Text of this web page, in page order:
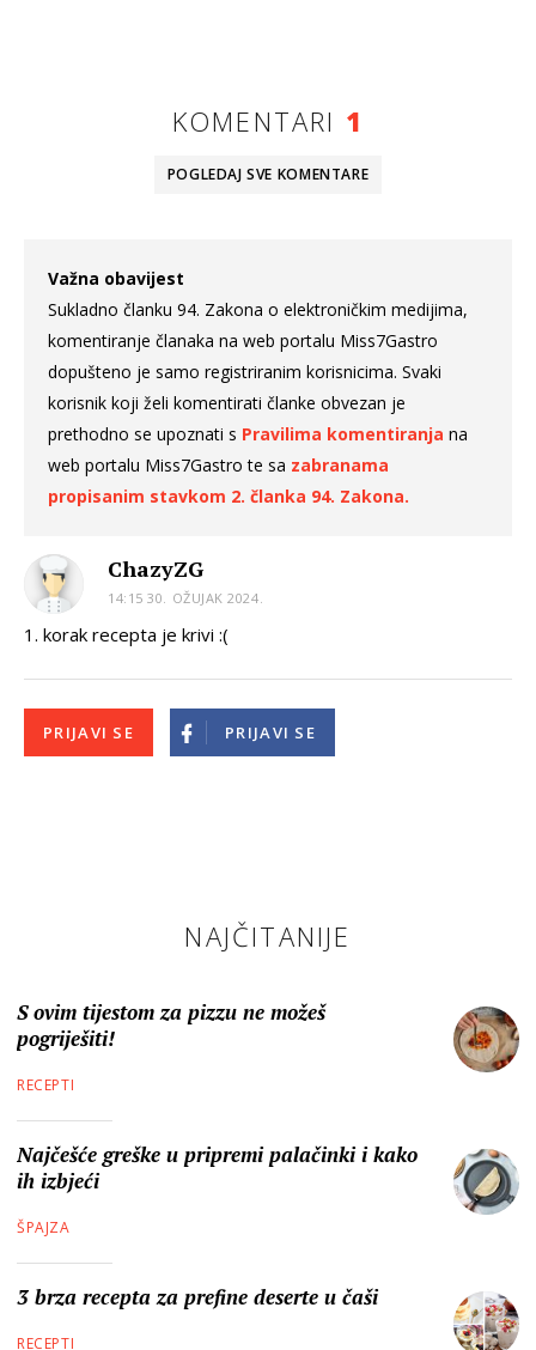
KOMENTARI 1
POGLEDAJ SVE KOMENTARE
Važna obavijest
Sukladno članku 94. Zakona o elektroničkim medijima,
komentiranje članaka na web portalu Miss7Gastro
dopušteno je samo registriranim korisnicima. Svaki
korisnik koji želi komentirati članke obvezan je
prethodno se upoznati s Pravilima komentiranja na
web portalu Miss7Gastro te sa zabranama
propisanim stavkom 2. članka 94. Zakona.
ChazyZG
14:15 30. OŽUJAK 2024.
1. korak recepta je krivi :(
PRIJAVI SE PRIJAVI SE
NAJČITANIJE
S ovim tijestom za pizzu ne možeš
pogriješiti!
RECEPTI
Najčešće greške u pripremi palačinki i kako
ih izbjeći
ŠPAJZA
3 brza recepta za prefine deserte u čaši
RECEPTI